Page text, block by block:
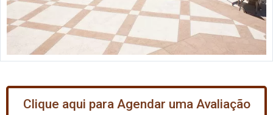
Clique aqui para Agendar uma Avaliação